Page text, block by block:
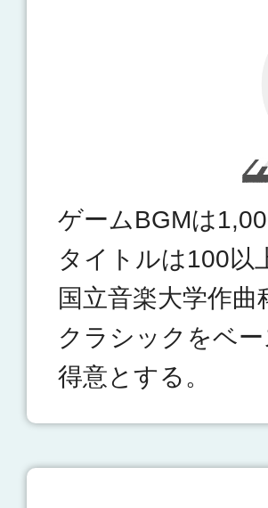
ゲームBGMは
タイトルは100以
国立音楽大学作曲
クラシックをベ
得意とする。